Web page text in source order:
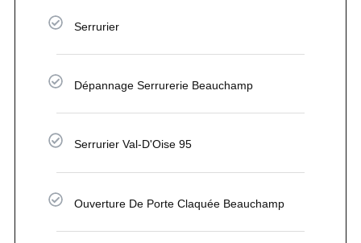
Serrurier
Dépannage Serrurerie Beauchamp
Serrurier Val-D'Oise 95
Ouverture De Porte Claquée Beauchamp